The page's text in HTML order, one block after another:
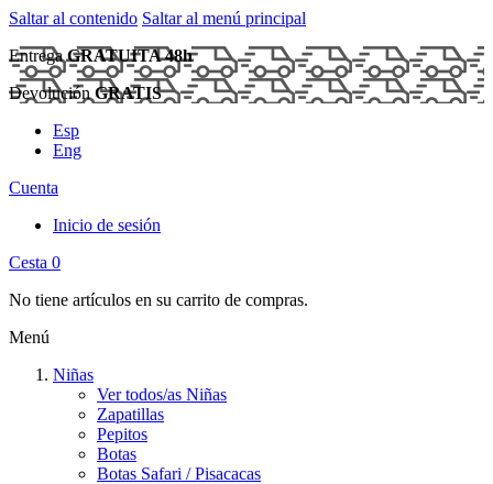
Saltar al contenido Saltar al menú principal
EntregaGRATUITA 48h
DevoluciónGRATIS
Esp
Eng
Cuenta
Inicio de sesión
Cesta 0
No tiene artículos en su carrito de compras.
Menú
Niñas
Ver todos/as Niñas
Zapatillas
Pepitos
Botas
Botas Safari / Pisacacas